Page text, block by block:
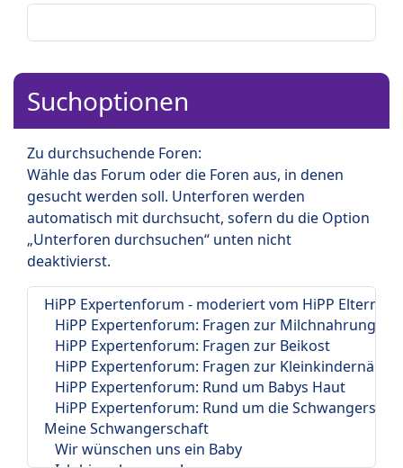
Suchoptionen
Zu durchsuchende Foren:
Wähle das Forum oder die Foren aus, in denen
gesucht werden soll. Unterforen werden
automatisch mit durchsucht, sofern du die Option
„Unterforen durchsuchen“ unten nicht
deaktivierst.